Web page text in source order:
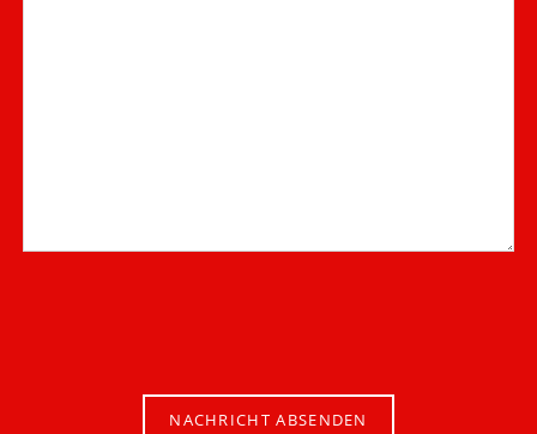
NACHRICHT ABSENDEN